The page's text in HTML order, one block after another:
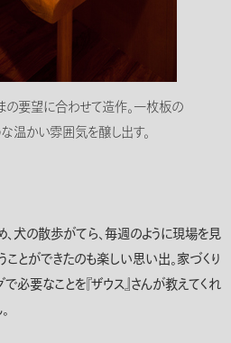
の要望に合わせて造作。一枚板の
温かい雰囲気を醸し出す。
犬の散歩がてら、毎週のように現場を見
ことができたのも楽しい思い出。家づくり
必要なことを『ザウス』さんが教えてくれ